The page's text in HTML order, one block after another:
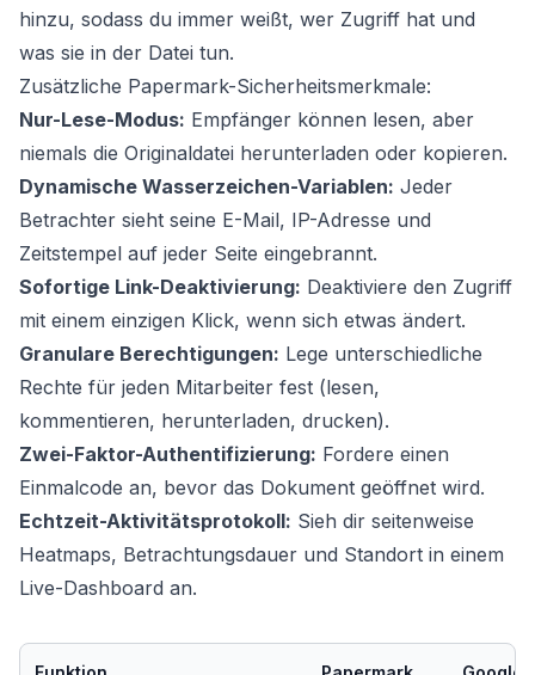
hinzu, sodass du immer weißt, wer Zugriff hat und
was sie in der Datei tun.
Zusätzliche Papermark-Sicherheitsmerkmale:
Nur-Lese-Modus: Empfänger können lesen, aber
niemals die Originaldatei herunterladen oder kopieren.
Dynamische Wasserzeichen-Variablen: Jeder
Betrachter sieht seine E-Mail, IP-Adresse und
Zeitstempel auf jeder Seite eingebrannt.
Sofortige Link-Deaktivierung: Deaktiviere den Zugriff
mit einem einzigen Klick, wenn sich etwas ändert.
Granulare Berechtigungen: Lege unterschiedliche
Rechte für jeden Mitarbeiter fest (lesen,
kommentieren, herunterladen, drucken).
Zwei-Faktor-Authentifizierung: Fordere einen
Einmalcode an, bevor das Dokument geöffnet wird.
Echtzeit-Aktivitätsprotokoll: Sieh dir seitenweise
Heatmaps, Betrachtungsdauer und Standort in einem
Live-Dashboard an.